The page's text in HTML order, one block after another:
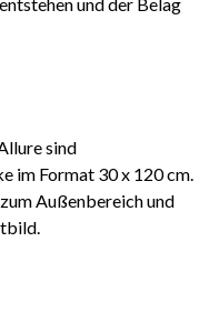
und der Belag
sind
im Format 30 x 120 cm.
Außenbereich und